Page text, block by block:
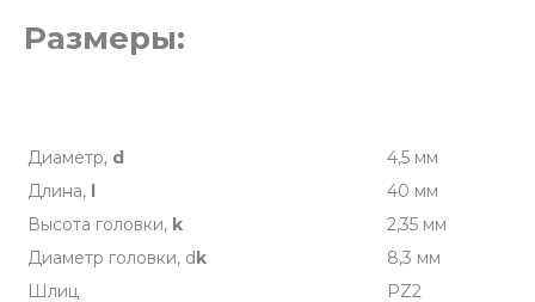
Размеры:
Диаметр, d
4,5 мм
Длина, l
40 мм
Высота головки, k
2,35 мм
Диаметр головки, dk
8,3 мм
Шлиц
PZ2